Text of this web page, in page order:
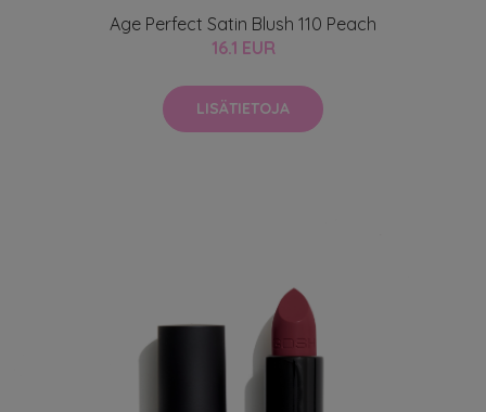
Age Perfect Satin Blush 110 Peach
16.1 EUR
LISÄTIETOJA